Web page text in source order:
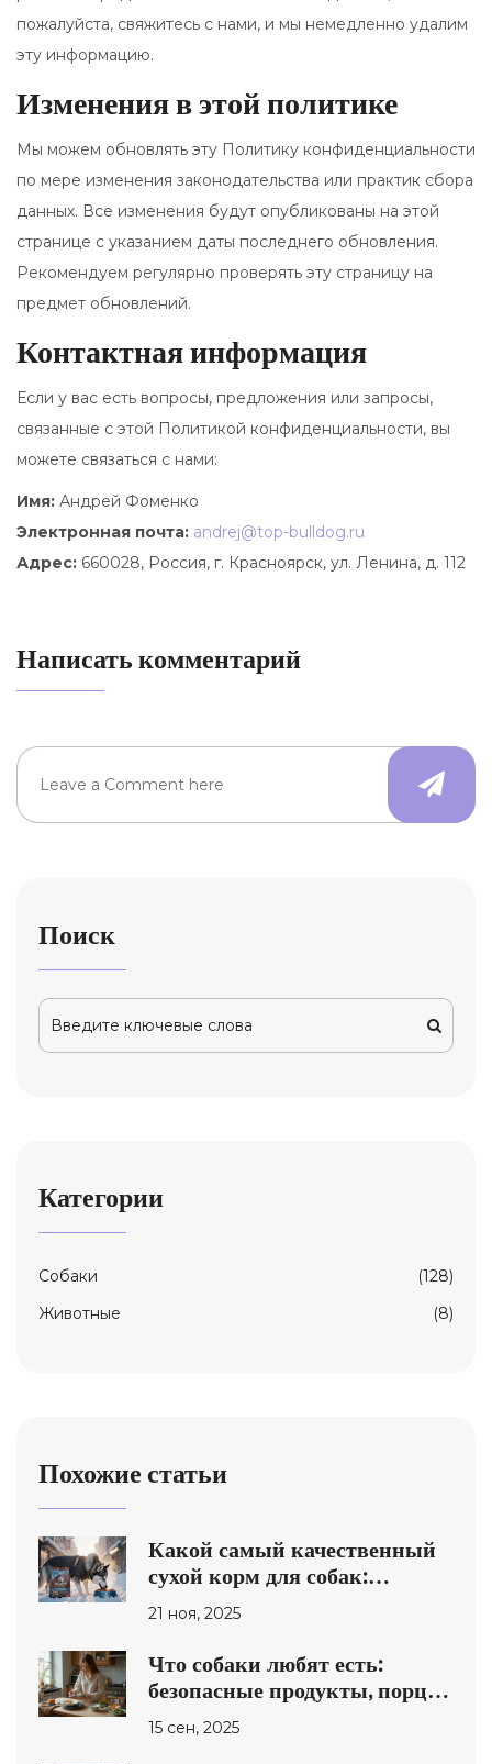
пожалуйста, свяжитесь с нами, и мы немедленно удалим
эту информацию.
Изменения в этой политике
Мы можем обновлять эту Политику конфиденциальности
по мере изменения законодательства или практик сбора
данных. Все изменения будут опубликованы на этой
странице с указанием даты последнего обновления.
Рекомендуем регулярно проверять эту страницу на
предмет обновлений.
Контактная информация
Если у вас есть вопросы, предложения или запросы,
связанные с этой Политикой конфиденциальности, вы
можете связаться с нами:
Имя: Андрей Фоменко
Электронная почта: andrej@top-bulldog.ru
Адрес: 660028, Россия, г. Красноярск, ул. Ленина, д. 112
Написать комментарий
Поиск
Категории
Собаки
(128)
Животные
(8)
Похожие статьи
Какой самый качественный
сухой корм для собак:
реальные тесты и советы от
ветеринаров
21 ноя, 2025
Что собаки любят есть:
безопасные продукты, порции
и запреты
15 сен, 2025